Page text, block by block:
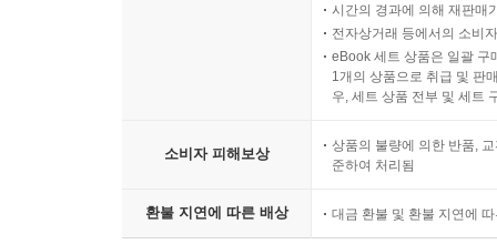
시간의 경과에 의해 재판매
전자상거래 등에서의 소비
eBook 세트 상품은 일괄 구
1개의 상품으로 취급 및 판
우, 세트 상품 전부 및 세트
소비자 피해보상
상품의 불량에 의한 반품,
준하여 처리됨
환불 지연에 따른 배상 대금 환불 및 환불 지연에